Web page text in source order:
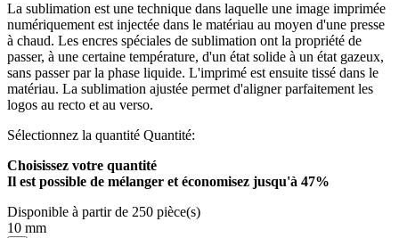
La sublimation est une technique dans laquelle une image imprimée
numériquement est injectée dans le matériau au moyen d'une presse
à chaud. Les encres spéciales de sublimation ont la propriété de
passer, à une certaine température, d'un état solide à un état gazeux,
sans passer par la phase liquide. L'imprimé est ensuite tissé dans le
matériau. La sublimation ajustée permet d'aligner parfaitement les
logos au recto et au verso.
Sélectionnez la quantité Quantité:
Choisissez votre quantité
Il est possible de mélanger et économisez jusqu'à 47%
Disponible à partir de 250 pièce(s)
10 mm